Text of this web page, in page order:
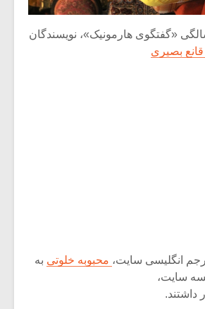
«گفتگوی هارمونیک»،‌ نویسندگان
بصیری
انگلیسی سایت، محبوبه خلوتی به
سایت،
داشتند.